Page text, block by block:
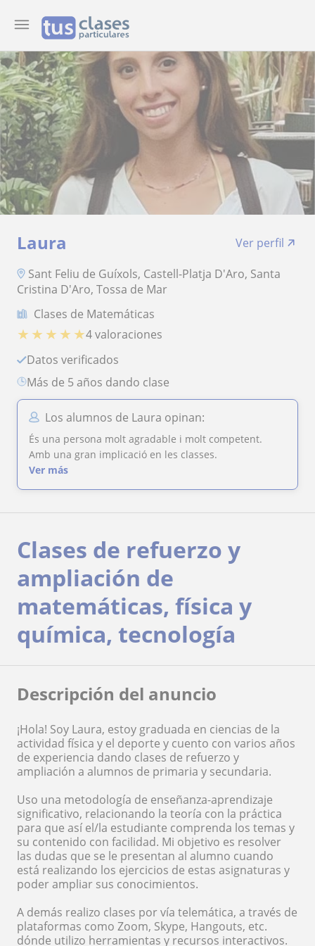
Laura
Ver perfil
Sant Feliu de Guíxols, Castell-Platja D'Aro, Santa
Cristina D'Aro, Tossa de Mar
Clases de Matemáticas
★ ★ ★ ★ ★4 valoraciones
Datos verificados
más de 5 años dando clase
Los alumnos de Laura opinan:
És una persona molt agradable i molt competent.
Amb una gran implicació en les classes.
Ver más
Clases de refuerzo y
ampliación de
matemáticas, física y
química, tecnología
Descripción del anuncio
¡Hola! Soy Laura, estoy graduada en ciencias de la
actividad física y el deporte y cuento con varios años
de experiencia dando clases de refuerzo y
ampliación a alumnos de primaria y secundaria.
Uso una metodología de enseñanza-aprendizaje
significativo, relacionando la teoría con la práctica
para que así el/la estudiante comprenda los temas y
su contenido con facilidad. Mi objetivo es resolver
las dudas que se le presentan al alumno cuando
está realizando los ejercicios de estas asignaturas y
poder ampliar sus conocimientos.
A demás realizo clases por vía telemática, a través de
plataformas como Zoom, Skype, Hangouts, etc.
dónde utilizo herramientas y recursos interactivos.